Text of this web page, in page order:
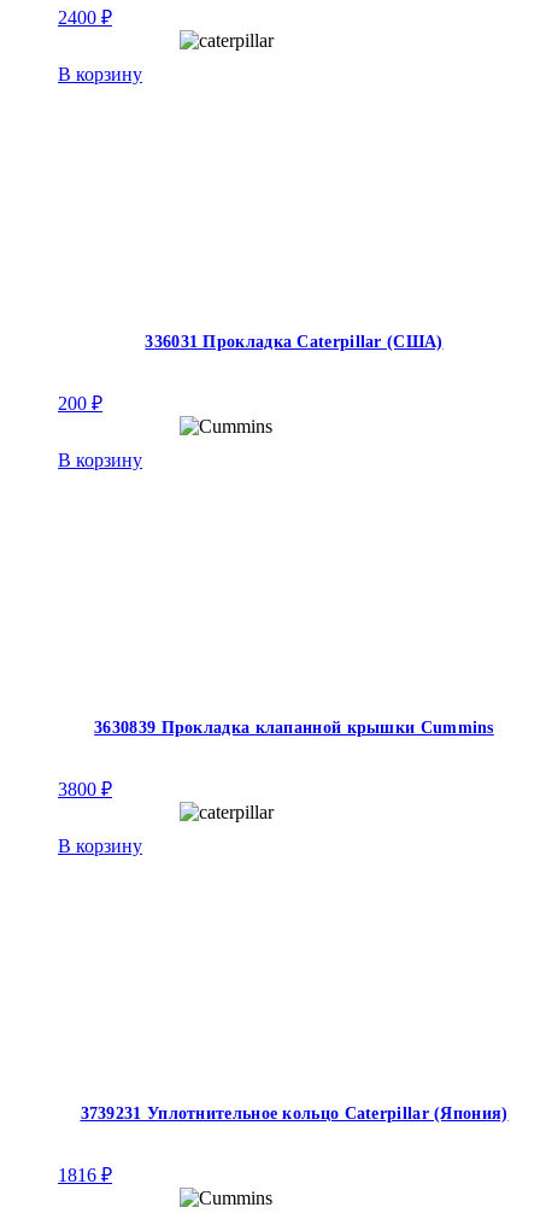
2400 ₽
В корзину
336031 Прокладка Caterpillar (США)
200 ₽
В корзину
3630839 Прокладка клапанной крышки Cummins
3800 ₽
В корзину
3739231 Уплотнительное кольцо Caterpillar (Япония)
1816 ₽